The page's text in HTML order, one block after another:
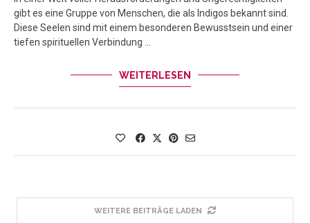
gibt es eine Gruppe von Menschen, die als Indigos bekannt sind.
Diese Seelen sind mit einem besonderen Bewusstsein und einer
tiefen spirituellen Verbindung …
WEITERLESEN
WEITERE BEITRÄGE LADEN